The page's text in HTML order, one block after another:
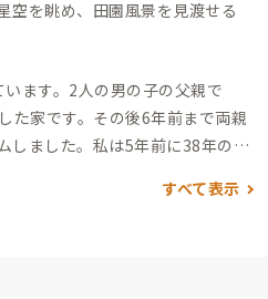
空を眺め、田園風景を見渡せる
ます。2人の男の子の父親で
た家です。その後6年前まで両親
ました。 私は5年前に38年の教
ャンプ生活に突入するはずでし
すべて表示